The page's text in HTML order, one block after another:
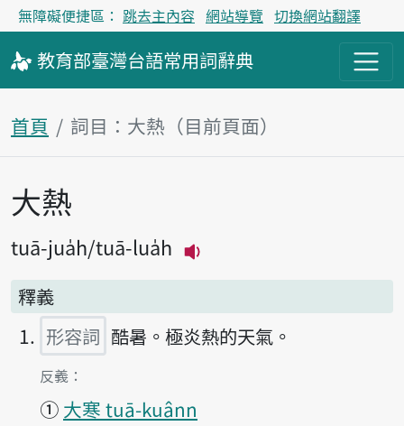
無障礙便捷區： 跳去主內容 網站導覽 切換網站翻譯
教育部臺灣台語常用詞辭典
首頁 詞目：大熱（目前頁面）
主內容區塊
大熱
tuā-jua̍h tuā-lua̍h
釋義
形容詞 酷暑。極炎熱的天氣。
第1項釋義的
反義：
① 大寒 tuā-kuânn